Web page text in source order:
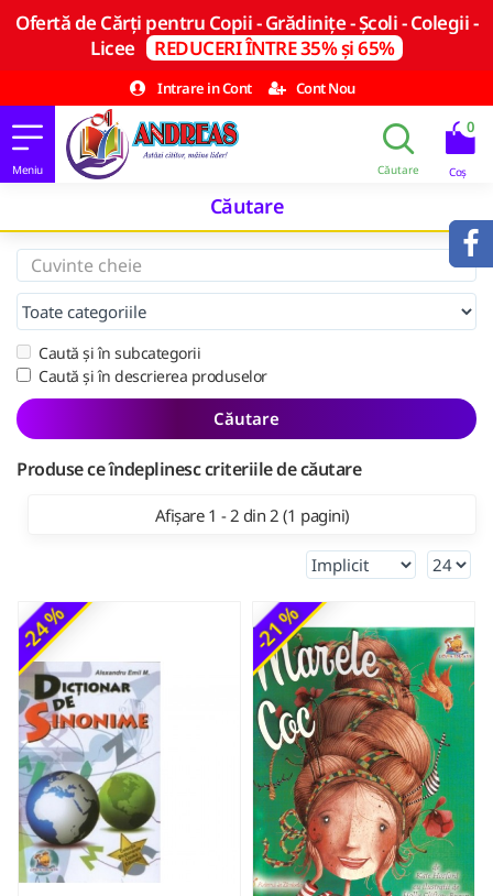
Ofertă de Cărți pentru Copii - Grădinițe - Școli - Colegii -
Licee REDUCERI ÎNTRE 35% și 65%
Intrare in Cont
Cont Nou
0
Căutare
Caută și în subcategorii
Caută și în descrierea produselor
Căutare
Produse ce îndeplinesc criteriile de căutare
Afișare 1 - 2 din 2 (1 pagini)
-24 % -21 %